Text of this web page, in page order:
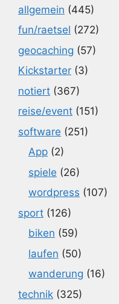
allgemein (445)
fun/raetsel (272)
geocaching (57)
Kickstarter (3)
notiert (367)
reise/event (151)
software (251)
App (2)
spiele (26)
wordpress (107)
sport (126)
biken (59)
laufen (50)
wanderung (16)
technik (325)